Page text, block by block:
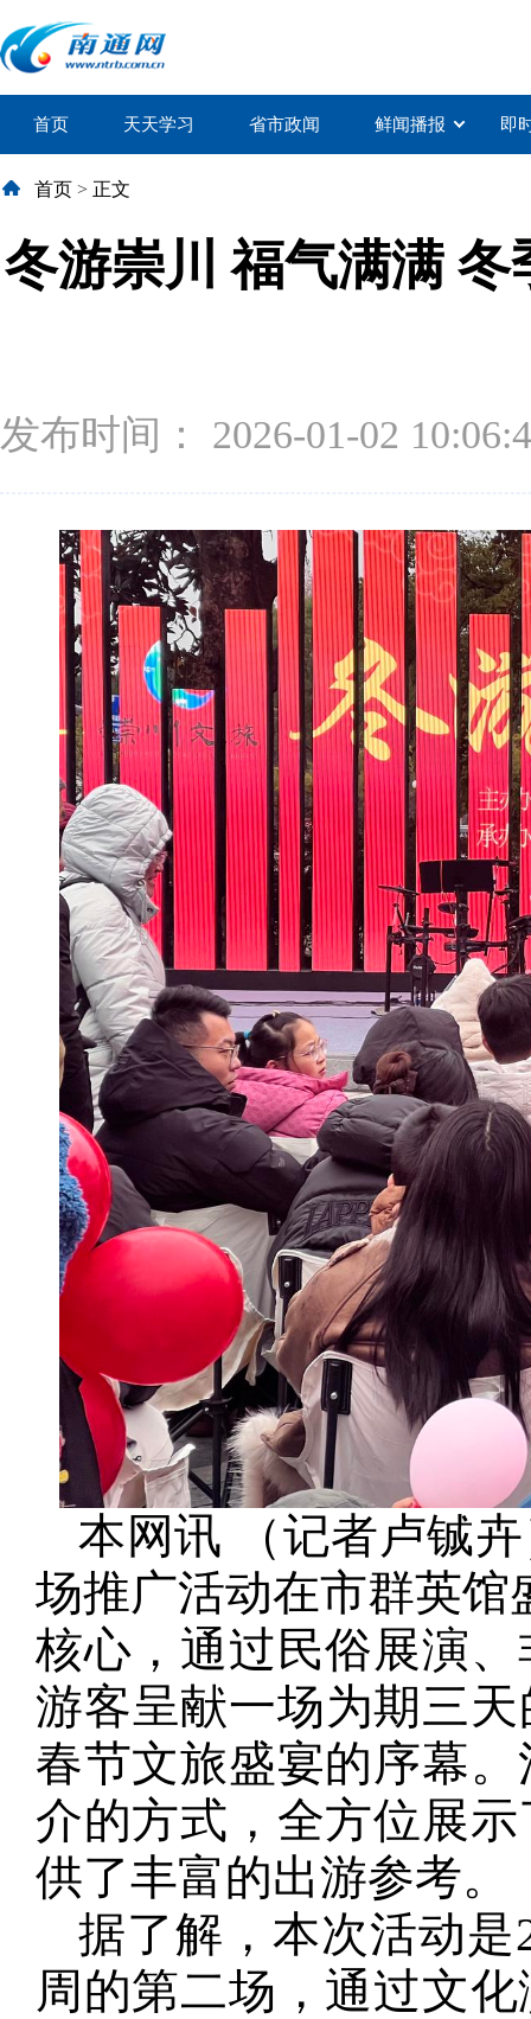
首页 天天学习 省市政闻 鲜闻播报 即
首页 > 正文
冬游崇川 福气满满
发布时间： 2026-01-02
本网讯 （记者卢铖
场推广活动在市群英馆
核心，通过民俗展演
游客呈献一场为期三
春节文旅盛宴的序幕
介的方式，全方位展
供了丰富的出游参考。
据了解，本次活动
周的第二场，通过文